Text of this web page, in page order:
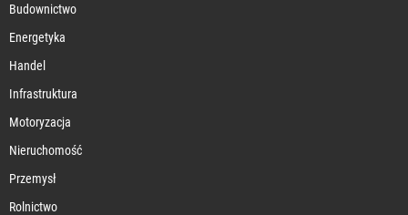
Budownictwo
Energetyka
Handel
Infrastruktura
Motoryzacja
Nieruchomość
Przemysł
Rolnictwo